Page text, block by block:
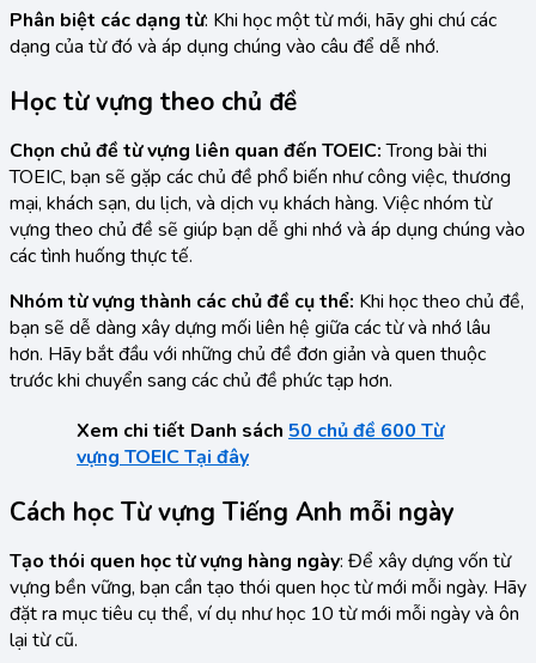
Phân biệt các dạng từ: Khi học một từ mới, hãy ghi chú các
dạng của từ đó và áp dụng chúng vào câu để dễ nhớ.
Học từ vựng theo chủ đề
Chọn chủ đề từ vựng liên quan đến TOEIC:Trong bài thi
TOEIC, bạn sẽ gặp các chủ đề phổ biến như công việc, thương
mại, khách sạn, du lịch, và dịch vụ khách hàng. Việc nhóm từ
vựng theo chủ đề sẽ giúp bạn dễ ghi nhớ và áp dụng chúng vào
các tình huống thực tế.
Nhóm từ vựng thành các chủ đề cụ thể: Khi học theo chủ đề,
bạn sẽ dễ dàng xây dựng mối liên hệ giữa các từ và nhớ lâu
hơn. Hãy bắt đầu với những chủ đề đơn giản và quen thuộc
trước khi chuyển sang các chủ đề phức tạp hơn.
Xem chi tiết Danh sách 50 chủ đề 600 Từ
vựng TOEIC Tại đây
Cách học Từ vựng Tiếng Anh mỗi ngày
Tạo thói quen học từ vựng hàng ngày: Để xây dựng vốn từ
vựng bền vững, bạn cần tạo thói quen học từ mới mỗi ngày. Hãy
đặt ra mục tiêu cụ thể, ví dụ như học 10 từ mới mỗi ngày và ôn
lại từ cũ.